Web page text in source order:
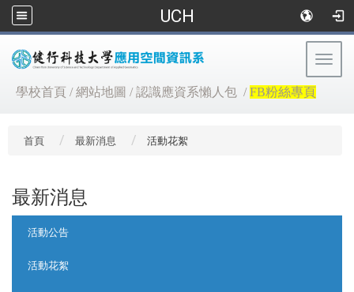
UCH
學校首頁 /網站地圖 /認識應資系懶人包 /FB粉絲專頁
首頁 最新消息 活動花絮
最新消息
活動公告
活動花絮